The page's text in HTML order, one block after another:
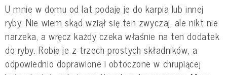
U mnie w domu od lat podaję je do karpia lub innej
ryby. Nie wiem skąd wziął się ten zwyczaj, ale nikt nie
narzeka, a wręcz każdy czeka właśnie na ten dodatek
do ryby. Robię je z trzech prostych składników, a
odpowiednio doprawione i obtoczone w chrupiącej